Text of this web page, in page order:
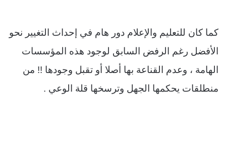
كما كان للتعليم والإعلام دور هام في إحداث التغيير نحو
الأفضل رغم الرفض السابق لوجود هذه المؤسسات
الهامة ، وعدم القناعة بها أصلا أو تقبل وجودها !! من
منطلقات يحكمها الجهل وترسخها قلة الوعي .